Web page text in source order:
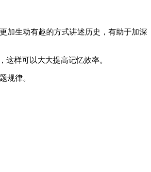
加生动有趣的方式讲述历史，有助于加深
样可以大大提高记忆效率。
规律。